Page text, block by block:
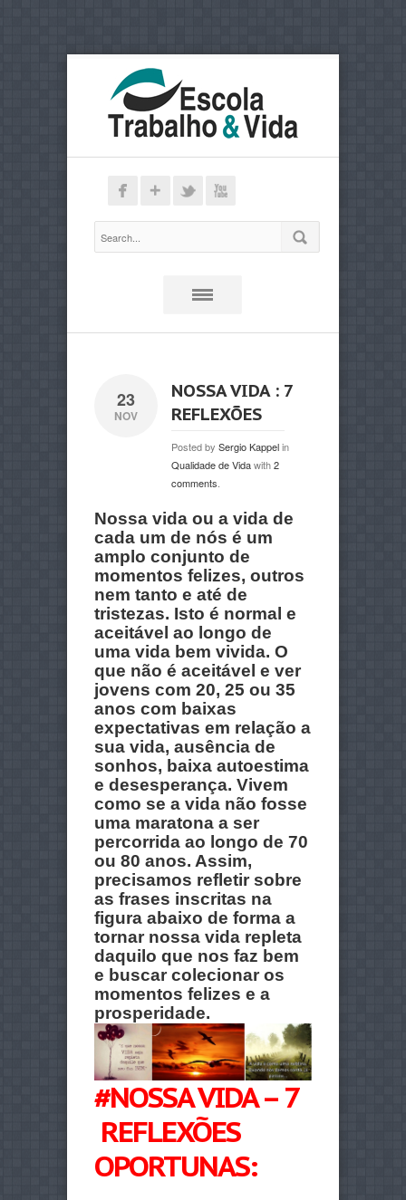
23
NOV
NOSSA VIDA : 7
REFLEXÕES
Posted by Sergio Kappelin
Qualidade de Vidawith2
comments
Nossa vida ou a vida de
cada um de nós é um
amplo conjunto de
momentos felizes, outros
nem tanto e até de
tristezas. Isto é normal e
aceitável ao longo de
uma vida bem vivida. O
que não é aceitável e ver
jovens com 20, 25 ou 35
anos com baixas
expectativas em relação a
sua vida, ausência de
sonhos, baixa autoestima
e desesperança. Vivem
como se a vida não fosse
uma maratona a ser
percorrida ao longo de 70
ou 80 anos. Assim,
precisamos refletir sobre
as frases inscritas na
figura abaixo de forma a
tornar nossa vida repleta
daquilo que nos faz bem
e buscar colecionar os
momentos felizes e a
prosperidade.
#NOSSA VIDA – 7
REFLEXÕES
OPORTUNAS: